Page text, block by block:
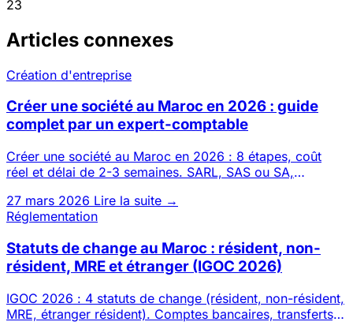
23
Articles connexes
Création d'entreprise
Créer une société au Maroc en 2026 : guide
complet par un expert-comptable
Créer une société au Maroc en 2026 : 8 étapes, coût
réel et délai de 2-3 semaines. SARL, SAS ou SA,
27 mars 2026 Lire la suite →
Réglementation
Statuts de change au Maroc : résident, non-
résident, MRE et étranger (IGOC 2026)
IGOC 2026 : 4 statuts de change (résident, non-résident,
MRE, étranger résident). Comptes bancaires, transferts,